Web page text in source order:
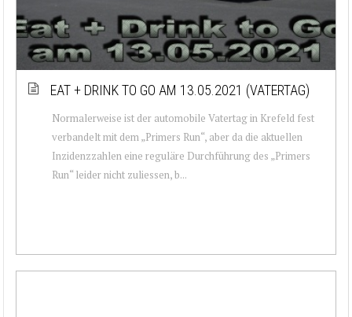
EAT + DRINK TO GO AM 13.05.2021 (VATERTAG)
Normalerweise ist der automobile Vatertag in Krefeld fest
verbandelt mit dem „Primers Run“, aber da die aktuellen
Inzidenzzahlen eine reguläre Durchführung des „Primers
Run“ leider nicht zuliessen, b...